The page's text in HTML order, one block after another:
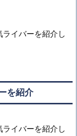
イバーを紹介し
を紹介
イバーを紹介し